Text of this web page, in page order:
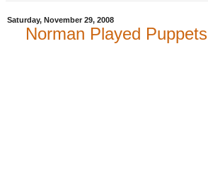
Saturday, November 29, 2008
Norman Played